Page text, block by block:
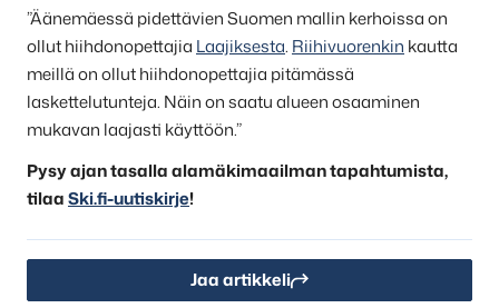
”Äänemäessä pidettävien Suomen mallin kerhoissa on
ollut hiihdonopettajia Laajiksesta. Riihivuorenkin kautta
meillä on ollut hiihdonopettajia pitämässä
laskettelutunteja. Näin on saatu alueen osaaminen
mukavan laajasti käyttöön.”
Pysy ajan tasalla alamäkimaailman tapahtumista,
tilaaSki.fi-uutiskirje!
Jaa artikkeli